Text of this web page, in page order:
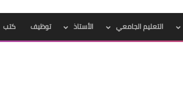
التعليم الجامعي الأستاذ توظيف كتب